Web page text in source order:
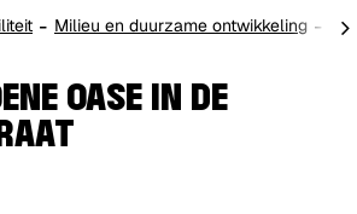
Milieu en duurzame ontwikkeling
OASE IN DE